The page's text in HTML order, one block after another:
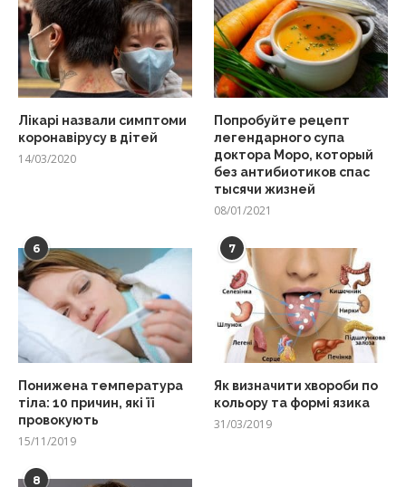
Лікарі назвали симптоми
коронавірусу в дітей
14/03/2020
Попробуйте рецепт
легендарного супа
доктора Моро, который
без антибиотиков спас
тысячи жизней
08/01/2021
6
Понижена температура
тіла: 10 причин, які її
провокують
15/11/2019
7
Як визначити хвороби по
кольору та формі язика
31/03/2019
8